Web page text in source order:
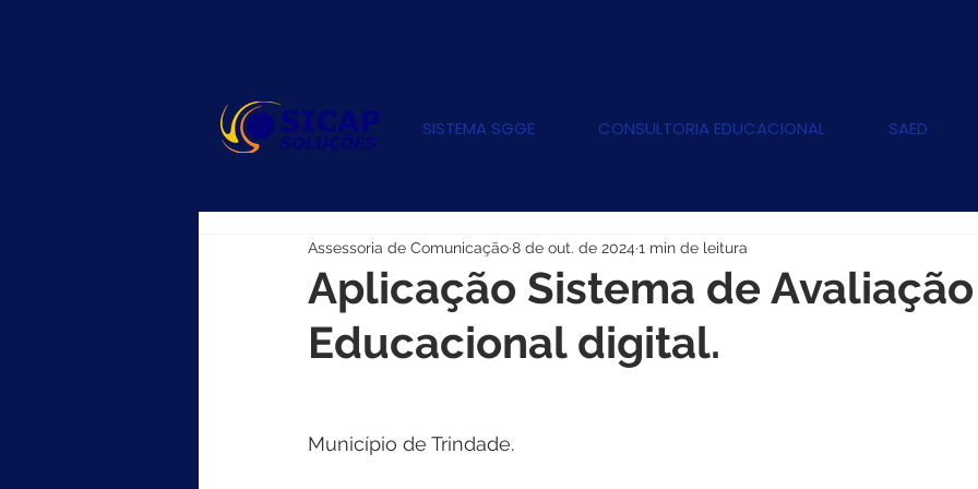
SISTEMA SGGE CONSULTORIA EDUCACIONAL SAED
Aplicação Sistema de Avaliação
Educacional digital.
Assessoria de Comunicação8 de out. de 2024 1 min de leitura
Município de Trindade.